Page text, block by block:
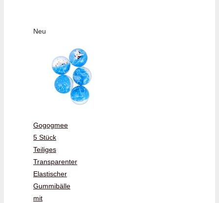
Neu
Gogogmee
5 Stück
Teiliges
Transparenter
Elastischer
Gummibälle
mit